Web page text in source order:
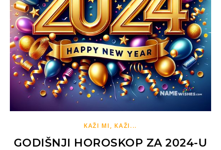
KAŽI MI, KAŽI...
GODIŠNJI HOROSKOP ZA 2024-U